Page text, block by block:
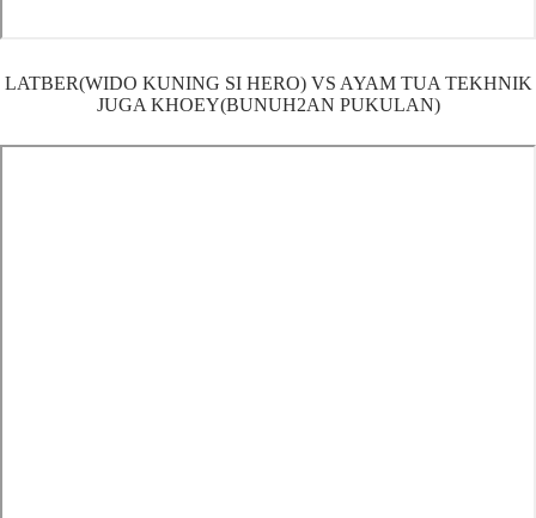
LATBER(WIDO KUNING SI HERO) VS AYAM TUA TEKHNIK
JUGA KHOEY(BUNUH2AN PUKULAN)